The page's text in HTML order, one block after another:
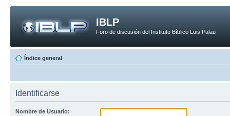
IBLP
Foro de discusión del Instituto Bíblico Luis Palau
Índice general
Identificarse
Nombre de Usuario: